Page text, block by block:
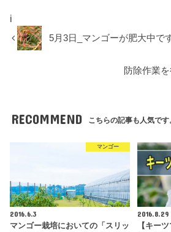
i
5月3日_マンゴーが肥大中で
防除作業を
RECOMMEND こちらの記事も人気です
マンゴー
2016.6.3
マンゴー栽培においての「スリッ
2016.8.29
【キー